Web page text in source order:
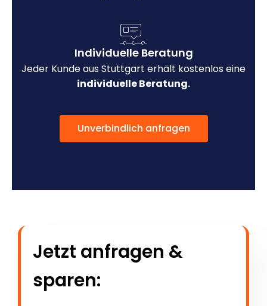
Individuelle Beratung
Jeder Kunde aus Stuttgart erhält kostenlos eine
individuelle Beratung.
Unverbindlich anfragen
Jetzt anfragen &
sparen: